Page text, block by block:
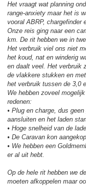
Het vraagt wat planning
range-anxiety maar het is
vooral ABRP, chargefinder
Onze reis ging naar een
km. De rit hebben we in
Het verbruik viel ons niet
het koud, nat en winderig
en daalt veel. Het verbruik
de vlakkere stukken en
het verbruik tussen de 3,0
We hebben zoveel
redenen:
• Plug en charge, dus
aansluiten en het laden
• Hoge snelheid van de
• De Caravan kon
• We hebben een
er al uit hebt.
Op de hele rit hebben we
moeten afkoppelen maar